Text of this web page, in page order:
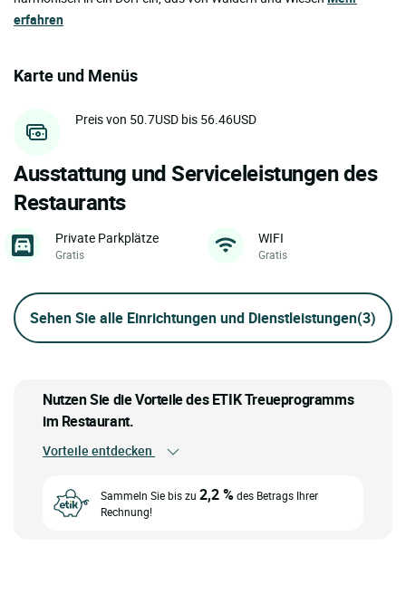
erfahren
Karte und Menüs
Preis von 50.7USD bis 56.46USD
Ausstattung und Serviceleistungen des
Restaurants
Private Parkplätze
Gratis
WIFI
Gratis
Sehen Sie alle Einrichtungen und Dienstleistungen(3)
Nutzen Sie die Vorteile des ETIK Treueprogramms
im Restaurant.
Vorteile entdecken
Sammeln Sie bis zu 2,2 %des Betrags Ihrer
Rechnung!